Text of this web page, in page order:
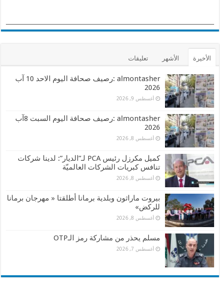
الأخيرة الأشهر تعليقات
almontasher :رصيف صحافة اليوم الاحد 10 آب
2026
أغسطس 9, 2026
almontasher :رصيف صحافة اليوم السبت 8آب
2026
أغسطس 8, 2026
كميل مكرزل رئيس PCA لـ”الديار”: لدينا شركات
تنافس كبريات الشركات العالميّة
أغسطس 8, 2026
بيروت ماراثون وبلدية برمانا أطلقتا « مهرجان برمانا
للركض»
أغسطس 8, 2026
مسلم يحذر من مشاركة رمز الـOTP
أغسطس 7, 2026